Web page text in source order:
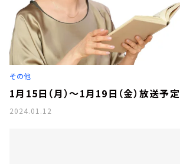
今日の番組表
週間番組表
トピックス
TBS Podcast
お知らせ
YouTube
会社情報
その他
1月15日（月）～1月19日（金）放送予定
2024.01.12